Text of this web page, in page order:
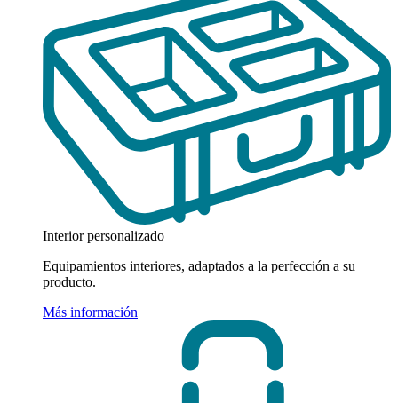
Interior personalizado
Equipamientos interiores, adaptados a la perfección a su
producto.
Más información